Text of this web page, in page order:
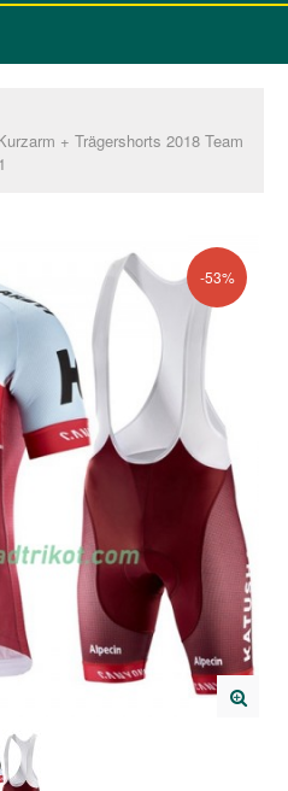
+ Trägershorts 2018 Team
-53%